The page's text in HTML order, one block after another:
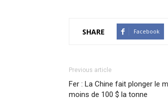
SHARE Facebook
Previous article
Fer : La Chine fait plonger le
moins de 100 $ la tonne